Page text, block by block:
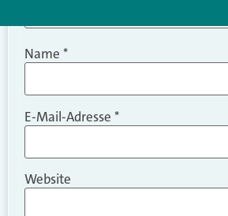
Name *
E-Mail-Adresse *
Website